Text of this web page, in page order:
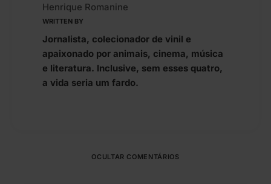
WRITTEN BY
Henrique Romanine
Jornalista, colecionador de vinil e
apaixonado por animais, cinema, música
e literatura. Inclusive, sem esses quatro,
a vida seria um fardo.
OCULTAR COMENTÁRIOS